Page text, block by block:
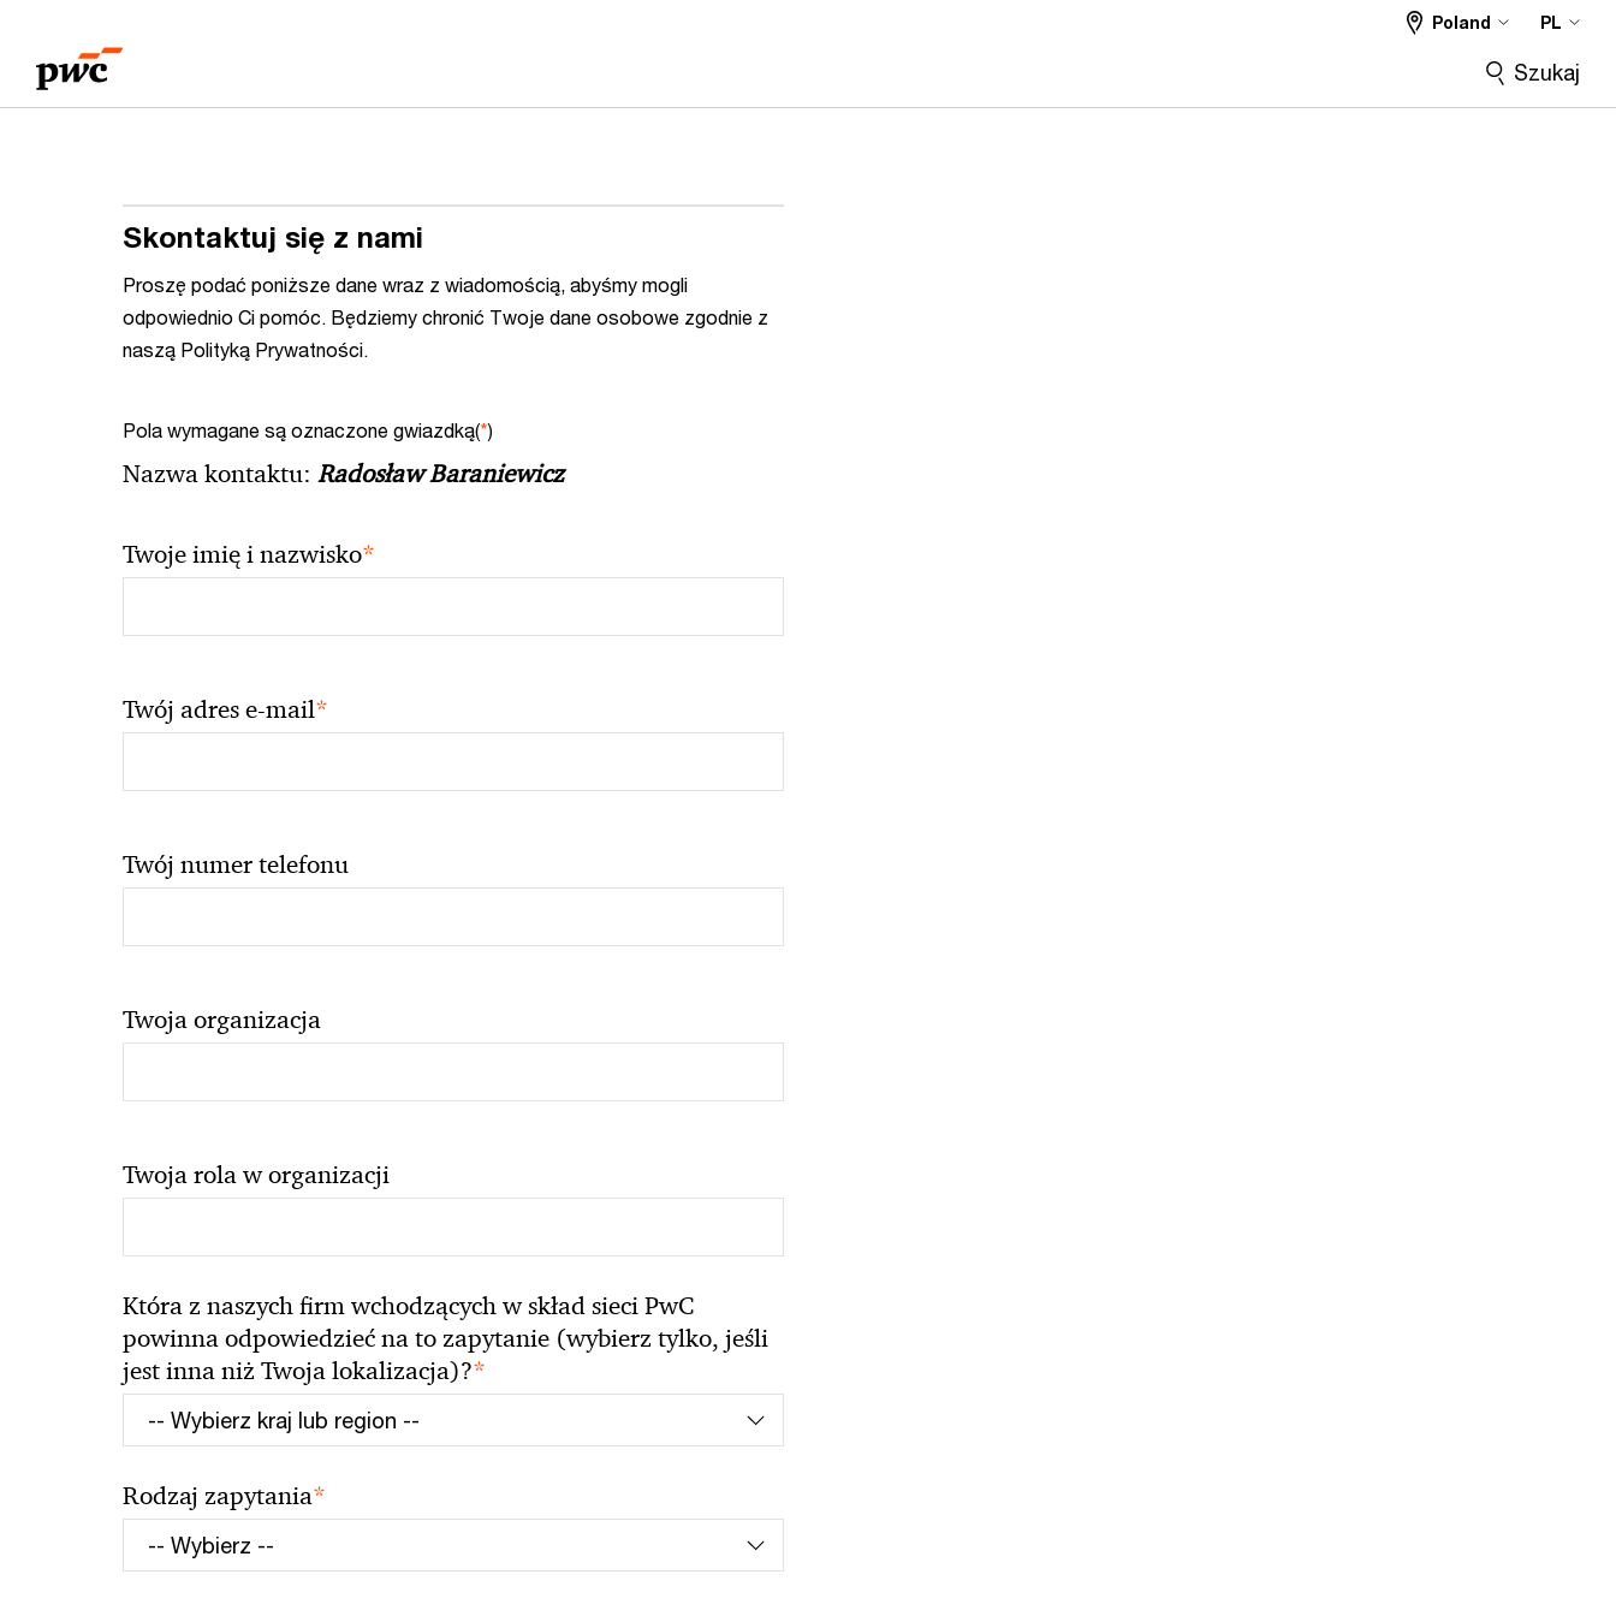
treści
stopki
Poland PL
Szukaj
Skontaktuj się z nami
Proszę podać poniższe dane wraz z wiadomością, abyśmy mogli
odpowiednio Ci pomóc. Będziemy chronić Twoje dane osobowe zgodnie z
naszą Polityką Prywatności.
Pola wymagane są oznaczone gwiazdką(*)
Nazwa kontaktu: Radosław Baraniewicz
Twoje imię i nazwisko*
Twój adres e-mail*
Twój numer telefonu
Twoja organizacja
Twoja rola w organizacji
Która z naszych firm wchodzących w skład sieci PwC
powinna odpowiedzieć na to zapytanie (wybierz tylko, jeśli
jest inna niż Twoja lokalizacja)?*
Rodzaj zapytania*